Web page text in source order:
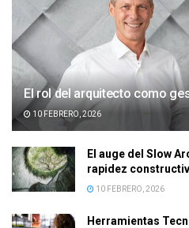
El rol del arquitecto como
10 FEBRERO, 2026
El auge del Slow
rapidez
10 FEBRERO, 2026
Herramientas